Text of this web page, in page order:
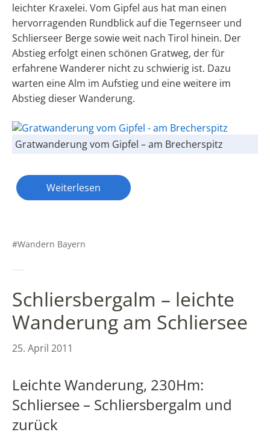
leichter Kraxelei. Vom Gipfel aus hat man einen
hervorragenden Rundblick auf die Tegernseer und
Schlierseer Berge sowie weit nach Tirol hinein. Der
Abstieg erfolgt einen schönen Gratweg, der für
erfahrene Wanderer nicht zu schwierig ist. Dazu
warten eine Alm im Aufstieg und eine weitere im
Abstieg dieser Wanderung.
Gratwanderung vom Gipfel – am Brecherspitz
Weiterlesen
Wandern Bayern
Schliersbergalm – leichte
Wanderung am Schliersee
25. April 2011
Leichte Wanderung, 230Hm:
Schliersee – Schliersbergalm und
zurück